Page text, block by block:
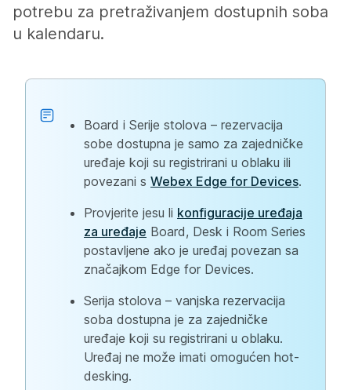
potrebu za pretraživanjem dostupnih soba
u kalendaru.
Board i Serije stolova – rezervacija
sobe dostupna je samo za zajedničke
uređaje koji su registrirani u oblaku ili
povezani s Webex Edge for Devices.
Provjerite jesu li konfiguracije uređaja
za uređaje Board, Desk i Room Series
postavljene ako je uređaj povezan sa
značajkom Edge for Devices.
Serija stolova – vanjska rezervacija
soba dostupna je za zajedničke
uređaje koji su registrirani u oblaku.
Uređaj ne može imati omogućen hot-
desking.